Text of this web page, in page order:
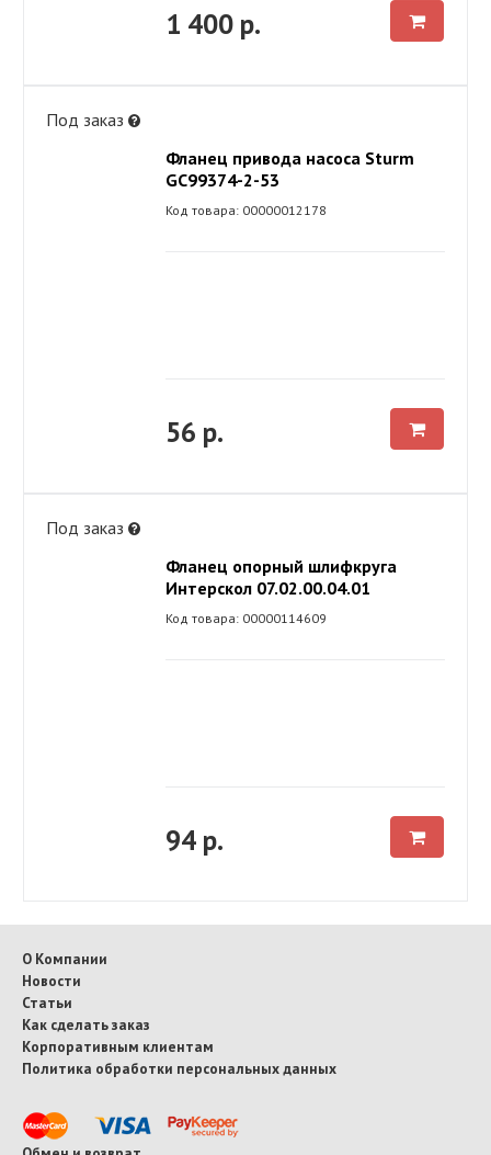
1 400 р.
Под заказ
Фланец привода насоса Sturm
GC99374-2-53
Код товара: 00000012178
56 р.
Под заказ
Фланец опорный шлифкруга
Интерскол 07.02.00.04.01
Код товара: 00000114609
94 р.
О Компании
Новости
Статьи
Как сделать заказ
Корпоративным клиентам
Политика обработки персональных данных